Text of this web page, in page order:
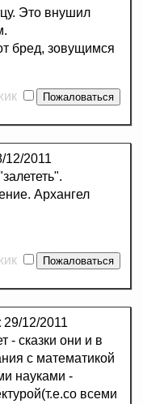
Это внушил
бред, зовущимся
12/2011
Архангел
29/12/2011
- сказки они и в
с математикой
науками -
всеми